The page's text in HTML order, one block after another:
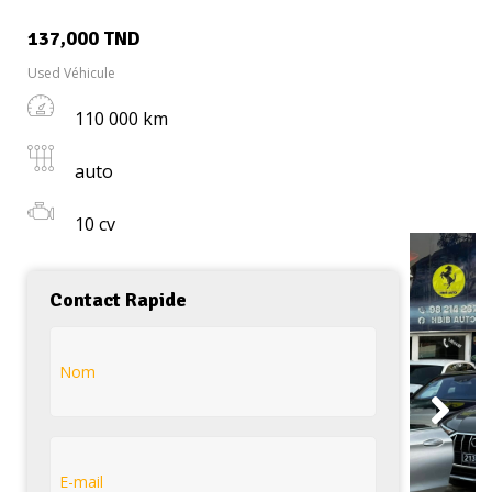
C200 COUPÉ KIT AMG
137,000 TND
Used Véhicule
110 000 km
auto
10 cv
Contact Rapide